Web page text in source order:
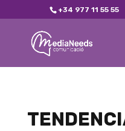
+34 977 11 55 55